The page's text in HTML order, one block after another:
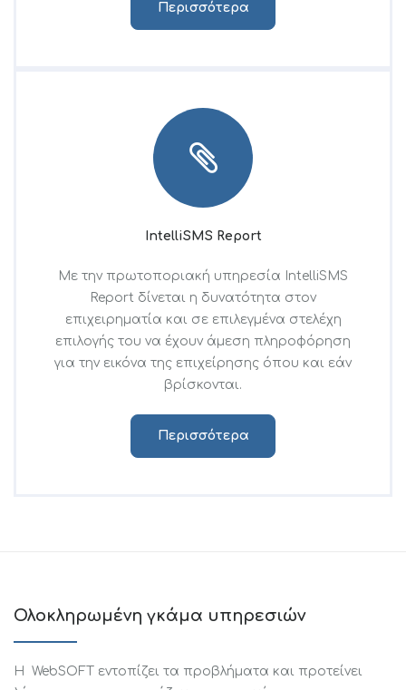
Περισσότερα
IntelliSMS Report
Με την πρωτοποριακή υπηρεσία IntelliSMS
Report δίνεται η δυνατότητα στον
επιχειρηματία και σε επιλεγμένα στελέχη
επιλογής του να έχουν άμεση πληροφόρηση
για την εικόνα της επιχείρησης όπου και εάν
βρίσκονται.
Περισσότερα
Ολοκληρωμένη γκάμα υπηρεσιών
Η WebSOFT εντοπίζει τα προβλήματα και προτείνει